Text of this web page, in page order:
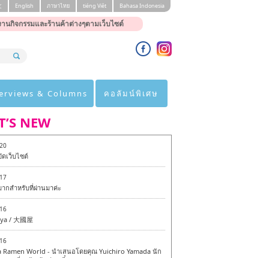
กิจกรรมและร้านค้าต่างๆตามเว็บไซต์
English ภาษาไทย tiéng Viêt Bahasa Indonesia
& Columns คอลัมน์พิเศษ
NEW
เว็บไซต์
กสำหรับที่ผ่านมาค่ะ
/ 大國屋
Ramen World - นำเสนอโดยคุณ Yuichiro Yamada นัก